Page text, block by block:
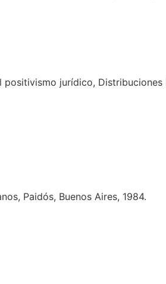
jurídico, Distribuciones
Paidós, Buenos Aires, 1984.